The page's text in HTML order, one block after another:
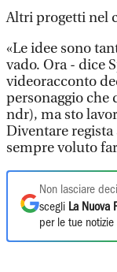
Altri progetti nel
«Le idee sono
vado. Ora - dice
videoracconto
personaggio che
ndr), ma sto
Diventare
sempre voluto
Non lasciare
scegli La Nuova
per le tue notizie